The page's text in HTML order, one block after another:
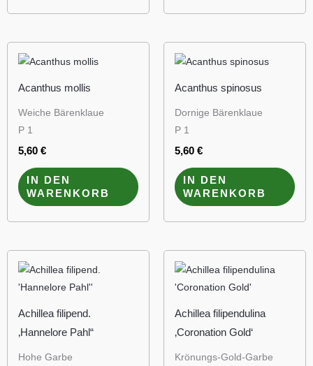
Acanthus mollis
Weiche Bärenklaue
P 1
5,60 €
IN DEN
WARENKORB
Acanthus spinosus
Dornige Bärenklaue
P 1
5,60 €
IN DEN
WARENKORB
Achillea filipend.
‚Hannelore Pahl“
Hohe Garbe
Achillea filipendulina
‚Coronation Gold‘
Krönungs-Gold-Garbe